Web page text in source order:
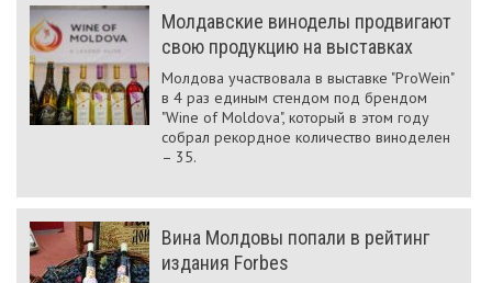
Молдавские виноделы продвигают
свою продукцию на выставках
Молдова участвовала в выставке "ProWein"
в 4 раз единым стендом под брендом
"Wine of Moldova", который в этом году
собрал рекордное количество виноделен
– 35.
Вина Молдовы попали в рейтинг
издания Forbes